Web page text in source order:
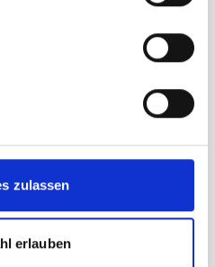
zulassen
erlauben
III ara